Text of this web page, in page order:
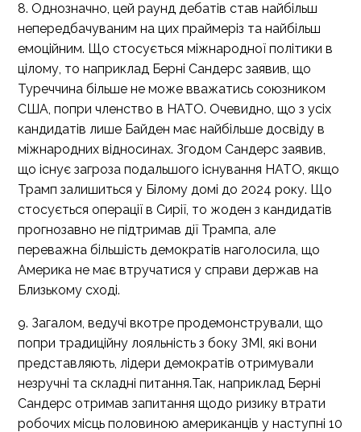
8. Однозначно, цей раунд дебатів став найбільш
непередбачуваним на цих праймеріз та найбільш
емоційним. Що стосується міжнародної політики в
цілому, то наприклад Берні Сандерс заявив, що
Туреччина більше не може вважатись союзником
США, попри членство в НАТО. Очевидно, що з усіх
кандидатів лише Байден має найбільше досвіду в
міжнародних відносинах. Згодом Сандерс заявив,
що існує загроза подальшого існування НАТО, якщо
Трамп залишиться у Білому домі до 2024 року. Що
стосується операції в Сирії, то жоден з кандидатів
прогнозавно не підтримав дії Трампа, але
переважна більшість демократів наголосила, що
Америка не має втручатися у справи держав на
Близькому сході.
9. Загалом, ведучі вкотре продемонстрували, що
попри традиційну лояльність з боку ЗМІ, які вони
представляють, лідери демократів отримували
незручні та складні питання.Так, наприклад Берні
Сандерс отримав запитання щодо ризику втрати
робочих місць половиною американців у наступні 10